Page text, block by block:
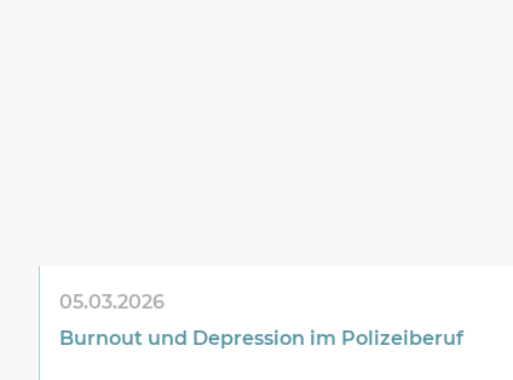
05.03.2026
Burnout und Depression im Polizeiberuf